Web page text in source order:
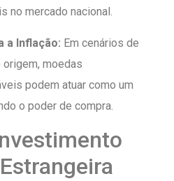
no mercado nacional.
a Inflação: Em cenários de
moedas
podem atuar como um
o poder de compra.